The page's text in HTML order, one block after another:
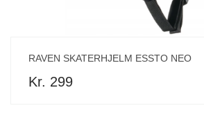
RAVEN SKATERHJELM ESSTO NEO
Kr. 299